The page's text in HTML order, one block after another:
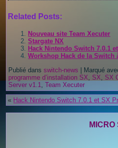
Related Posts:
Nouveau site Team Xecuter
Stargate NX
Hack Nintendo Switch 7.0.1
Workshop Hack de la Switch
Publié dans switch-news Marqué
programme d’installation SX
SX SX
Server v1.1
,Team Xecuter
« Hack Nintendo Switch 7.0.1 et SX
MICRO